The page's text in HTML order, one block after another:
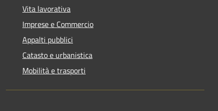
Vita lavorativa
Imprese e Commercio
Appalti pubblici
Catasto e urbanistica
Mobilità e trasporti